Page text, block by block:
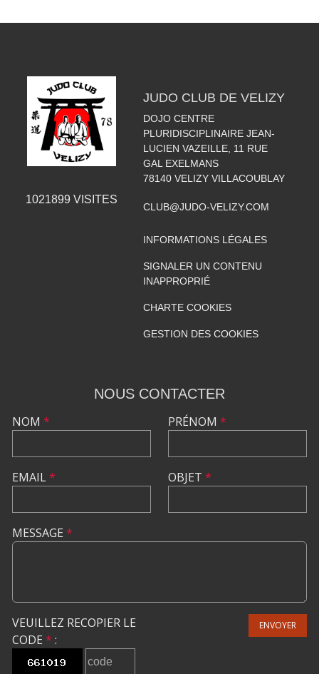
1021899 VISITES
JUDO CLUB DE VELIZY
DOJO CENTRE
PLURIDISCIPLINAIRE JEAN-
LUCIEN VAZEILLE, 11 RUE
GAL EXELMANS
78140 VELIZY VILLACOUBLAY
CLUB@JUDO-VELIZY.COM
INFORMATIONS LÉGALES
SIGNALER UN CONTENU
INAPPROPRIÉ
CHARTE COOKIES
GESTION DES COOKIES
NOUS CONTACTER
NOM *
EMAIL*
PRÉNOM *
OBJET *
MESSAGE *
VEUILLEZ RECOPIER LE
CODE * :
ENVOYER